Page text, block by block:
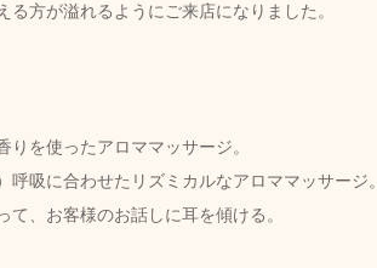
方が溢れるようにご来店になりました。
を使ったアロママッサージ。
吸に合わせたリズミカルなアロママッサージ。
、お客様のお話しに耳を傾ける。